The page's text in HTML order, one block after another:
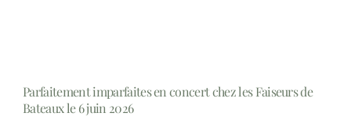
Parfaitement imparfaites en concert chez les Faiseurs de
Bateaux le 6 juin 2026